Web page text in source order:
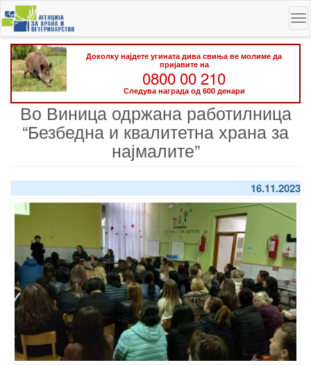
Skip
to
main
content
Доколку најдете угината дива свиња ве молиме да
пријавите на
0800 00 210
Следува награда од 600 денари
Во Виница одржана работилница
“Безбедна и квалитетна храна за
најмалите”
16.11.2023